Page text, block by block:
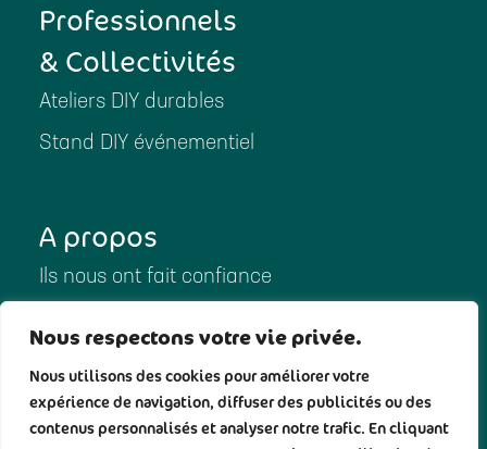
Nous respectons votre vie privée.
Nous utilisons des cookies pour améliorer votre
expérience de navigation, diffuser des publicités ou des
contenus personnalisés et analyser notre trafic. En cliquant
Professionnels
& Collectivités
Ateliers DIY durables
Stand DIY événementiel
A propos
Ils nous ont fait confiance